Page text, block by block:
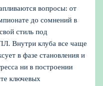
вопросы: от
до сомнений в
стиль под
Внутри клуба все чаще
в фазе становления и
ни в построении
ключевых